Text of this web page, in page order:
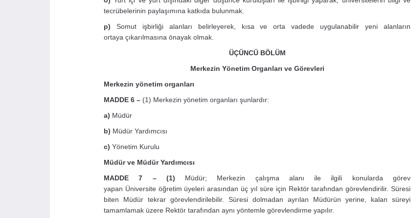
tecrübelerinin paylaşımına katkıda bulunmak.
p) Somut işbirliği alanları belirleyerek, kısa ve orta vadede uygulanabilir yeni alanların
ortaya çıkarılmasına önayak olmak.
ÜÇÜNCÜ BÖLÜM
Merkezin Yönetim Organları ve Görevleri
Merkezin yönetim organları
MADDE 6 – (1) Merkezin yönetim organları şunlardır:
a) Müdür
b) Müdür Yardımcısı
c) Yönetim Kurulu
Müdür ve Müdür Yardımcısı
MADDE 7 – (1) Müdür; Merkezin çalışma alanı ile ilgili konularda görev
yapan Üniversite öğretim üyeleri arasından üç yıl süre için Rektör tarafından görevlendirilir. Süresi
biten Müdür tekrar görevlendirilebilir. Süresi dolmadan ayrılan Müdürün yerine, kalan süreyi
tamamlamak üzere Rektör tarafından aynı yöntemle görevlendirme yapılır.